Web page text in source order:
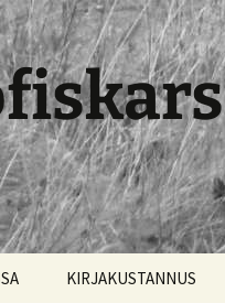
KIRJAKUSTANNUS